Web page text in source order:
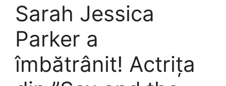
Sarah Jessica
Parker a
îmbătrânit! Actrița